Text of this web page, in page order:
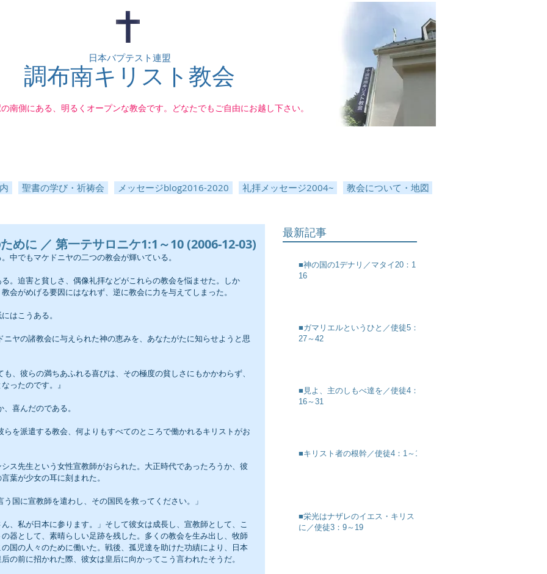
南側にある、明るくオープンな教会です。どなたでもご自由にお越し下さい。
日本バプテスト連盟
調布南キリスト教会
聖書の学び・祈祷会 メッセージblog2016-2020 礼拝メッセージ2004~ 教会について・地図
めに ／ 第一テサロニケ1:1～10 (2006-12-03)
中でもマケドニヤの二つの教会が輝いている。
。迫害と貧しさ、偶像礼拝などがこれらの教会を悩ませた。しか
会がめげる要因にはなれず、逆に教会に力を与えてしまった。
はこうある。
ったのです。』
喜んだのである。
ス先生という女性宣教師がおられた。大正時代であったろうか、彼
葉が少女の耳に刻まれた。
う国に宣教師を遣わし、その国民を救ってください。」
、私が日本に参ります。」そして彼女は成長し、宣教師として、こ
器として、素晴らしい足跡を残した。多くの教会を生み出し、牧師
国の人々のために働いた。戦後、孤児達を助けた功績により、日本
の前に招かれた際、彼女は皇后に向かってこう言われたそうだ。
最新記事
■神の国の1デナリ／マタイ20：1～
16
■ガマリエルというひと／使徒5：
27～42
■見よ、主のしもべ達を／使徒4：
16～31
■キリスト者の根幹／使徒4：1～12
■栄光はナザレのイエス・キリスト
に／使徒3：9～19